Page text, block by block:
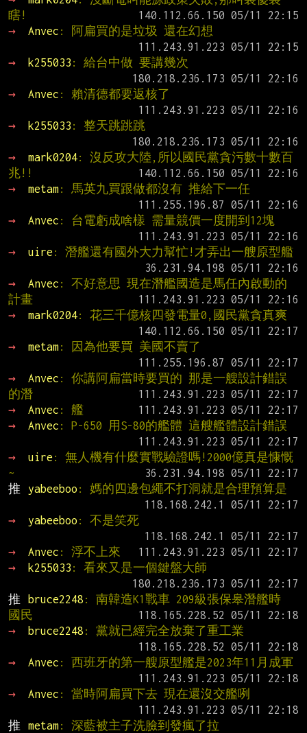
瞎!
→
Anvec : 阿扁買的是垃圾 還在幻想
→
k255033 : 給台中做 要講幾次
→
Anvec : 賴清德都要返核了
→
k255033 : 整天跳跳跳
→
mark0204: 沒反攻大陸,所以國民黨貪污數十數百
兆!!
→
metam: 馬英九買跟做都沒有 推給下一任
→
Anvec : 台電虧成啥樣 需量競價一度開到12塊
→
uire : 潛艦還有國外大力幫忙!才弄出一艘原型艦
→
Anvec : 不好意思 現在潛艦國造是馬任內啟動的
計畫
→
mark0204: 花三千億核四發電量0,國民黨貪真爽
→
metam: 因為他要買 美國不賣了
→
Anvec : 你講阿扁當時要買的 那是一艘設計錯誤
的潛
→
Anvec : 艦
→
Anvec : P-650 用S-80的艦體 這艘艦體設計錯誤
→
uire : 無人機有什麼實戰驗證嗎!2000億真是慷慨
~
推
yabeeboo : 媽的四邊包繩不打洞就是合理預算是
→
yabeeboo : 不是笑死
→
Anvec : 浮不上來
→
k255033 : 看來又是一個鍵盤大師
推
bruce2248 : 南韓造K1戰車 209級張保皋潛艦時
國民
→
bruce2248 : 黨就已經完全放棄了重工業
→
Anvec : 西班牙的第一艘原型艦是2023年11月成軍
→
Anvec : 當時阿扁買下去 現在還沒交艦咧
推
metam: 深藍被主子洗臉到發瘋了拉